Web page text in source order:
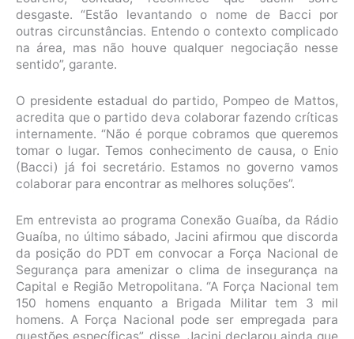
desgaste. “Estão levantando o nome de Bacci por
outras circunstâncias. Entendo o contexto complicado
na área, mas não houve qualquer negociação nesse
sentido”, garante.
O presidente estadual do partido, Pompeo de Mattos,
acredita que o partido deva colaborar fazendo críticas
internamente. “Não é porque cobramos que queremos
tomar o lugar. Temos conhecimento de causa, o Enio
(Bacci) já foi secretário. Estamos no governo vamos
colaborar para encontrar as melhores soluções”.
Em entrevista ao programa Conexão Guaíba, da Rádio
Guaíba, no último sábado, Jacini afirmou que discorda
da posição do PDT em convocar a Força Nacional de
Segurança para amenizar o clima de insegurança na
Capital e Região Metropolitana. “A Força Nacional tem
150 homens enquanto a Brigada Militar tem 3 mil
homens. A Força Nacional pode ser empregada para